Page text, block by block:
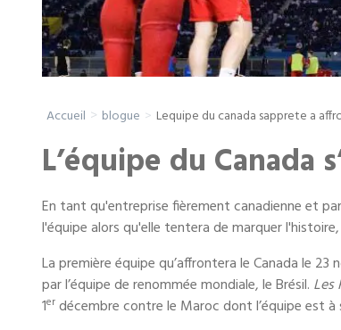
Entreposage mobile
Fournitures d’emballage
Mon compte / Payer
English
Accueil blogue Lequipe du canada sapprete a
L’équipe du
En tant qu'entreprise fièrement canadienne et
l'équipe alors qu'elle tentera de marquer
La première équipe qu’affrontera le Canada le
par l’équipe de renommée mondiale, le Brésil. Les
1er décembre contre le Maroc dont l’équipe est à